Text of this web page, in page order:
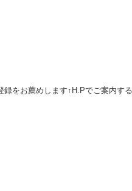
をお薦めします↑H.Pでご案内す